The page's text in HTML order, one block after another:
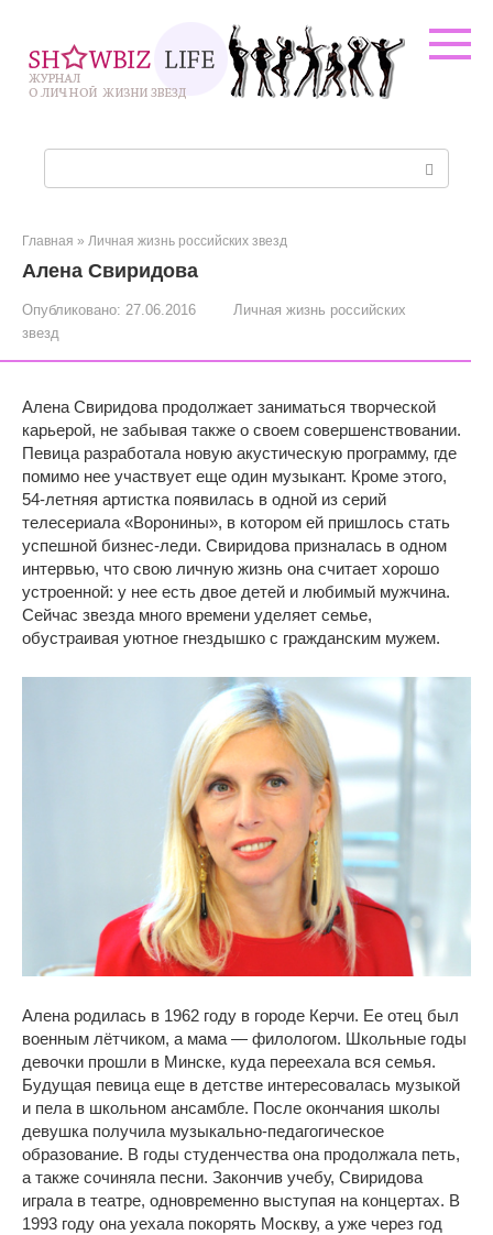
контенту
Главная » Личная жизнь российских звезд
Алена Свиридова
Опубликовано: 27.06.2016
Личная жизнь российских
звезд
Алена Свиридова продолжает заниматься творческой
карьерой, не забывая также о своем совершенствовании.
Певица разработала новую акустическую программу, где
помимо нее участвует еще один музыкант. Кроме этого,
54-летняя артистка появилась в одной из серий
телесериала «Воронины», в котором ей пришлось стать
успешной бизнес-леди. Свиридова призналась в одном
интервью, что свою личную жизнь она считает хорошо
устроенной: у нее есть двое детей и любимый мужчина.
Сейчас звезда много времени уделяет семье,
обустраивая уютное гнездышко с гражданским мужем.
Алена родилась в 1962 году в городе Керчи. Ее отец был
военным лётчиком, а мама — филологом. Школьные годы
девочки прошли в Минске, куда переехала вся семья.
Будущая певица еще в детстве интересовалась музыкой
и пела в школьном ансамбле. После окончания школы
девушка получила музыкально-педагогическое
образование. В годы студенчества она продолжала петь,
а также сочиняла песни. Закончив учебу, Свиридова
играла в театре, одновременно выступая на концертах. В
1993 году она уехала покорять Москву, а уже через год